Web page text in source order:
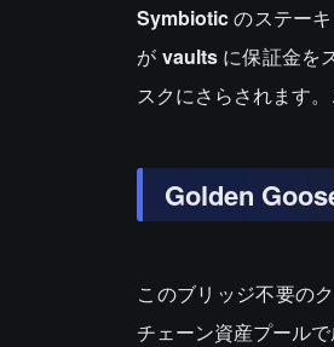
Symbioticのステー
が vaultsに保証金を
スクにさらされます
Golden
このブリッジ不要の
チェーン資産プール